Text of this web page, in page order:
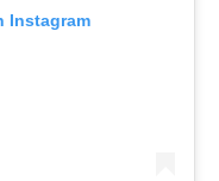
Instagram